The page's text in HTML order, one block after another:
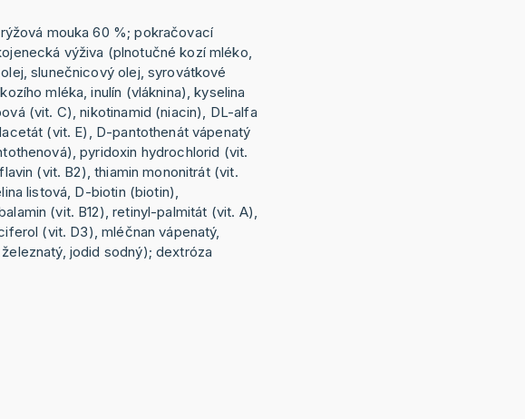
mouka 60 %; pokračovací
výživa (plnotučné kozí mléko,
slunečnicový olej, syrovátkové
mléka, inulín (vláknina), kyselina
(vit. C), nikotinamid (niacin), DL-alfa
(vit. E), D-pantothenát vápenatý
pyridoxin hydrochlorid (vit.
(vit. B2), thiamin mononitrát (vit.
listová, D-biotin (biotin),
(vit. B12), retinyl-palmitát (vit. A),
(vit. D3), mléčnan vápenatý,
jodid sodný); dextróza